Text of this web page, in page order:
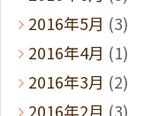
2016年5月 (3)
2016年4月 (1)
2016年3月 (2)
2016年2月 (3)